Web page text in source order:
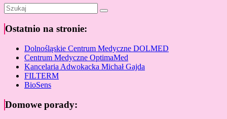
Ostatnio na stronie:
Dolnośląskie Centrum Medyczne DOLMED
Centrum Medyczne OptimaMed
Kancelaria Adwokacka Michał Gajda
FILTERM
BioSens
Domowe porady: